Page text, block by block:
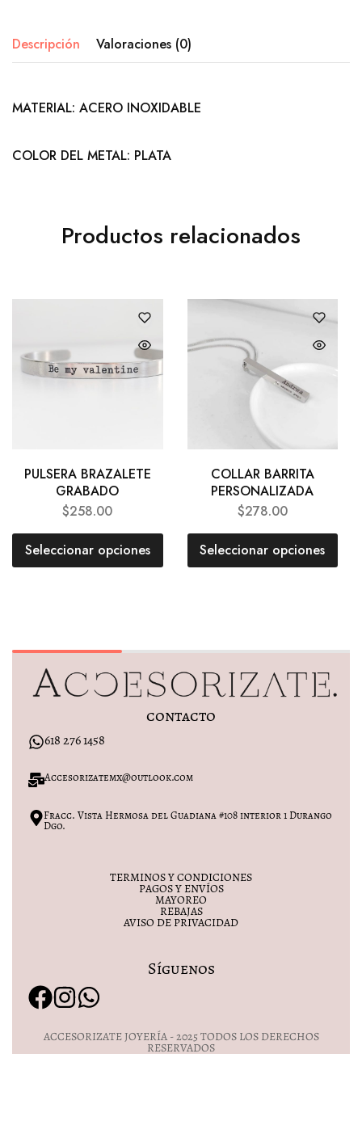
Descripción Valoraciones (0)
MATERIAL: ACERO INOXIDABLE
COLOR DEL METAL: PLATA
Productos relacionados
PULSERA BRAZALETE
GRABADO
$258.00
Seleccionar opciones
COLLAR BARRITA
PERSONALIZADA
$278.00
Seleccionar opciones
contacto
618 276 1458
Accesorizatemx@outlook.com
Fracc. Vista Hermosa del Guadiana #108 interior 1 Durango
Dgo.
TERMINOS Y CONDICIONES
PAGOS Y ENVÍOS
MAYOREO
REBAJAS
AVISO DE PRIVACIDAD
Síguenos
ACCESORIZATE JOYERÍA - 2025 TODOS LOS DERECHOS
RESERVADOS